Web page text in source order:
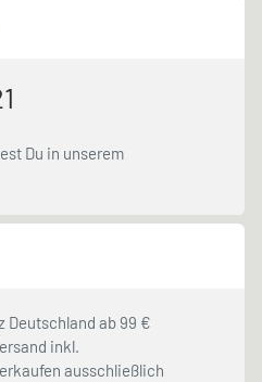
Du in unserem
Deutschland ab 99 €
inkl.
ausschließlich